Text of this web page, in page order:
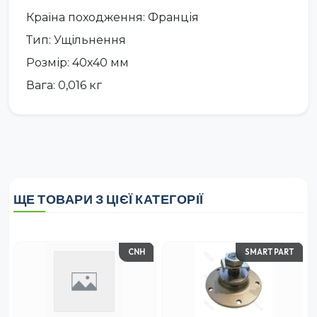
Країна походження: Франція
Тип: Ущільнення
Розмір: 40х40 мм
Вага: 0,016 кг
ЩЕ ТОВАРИ З ЦІЄЇ КАТЕГОРІЇ
CNH SMART PART